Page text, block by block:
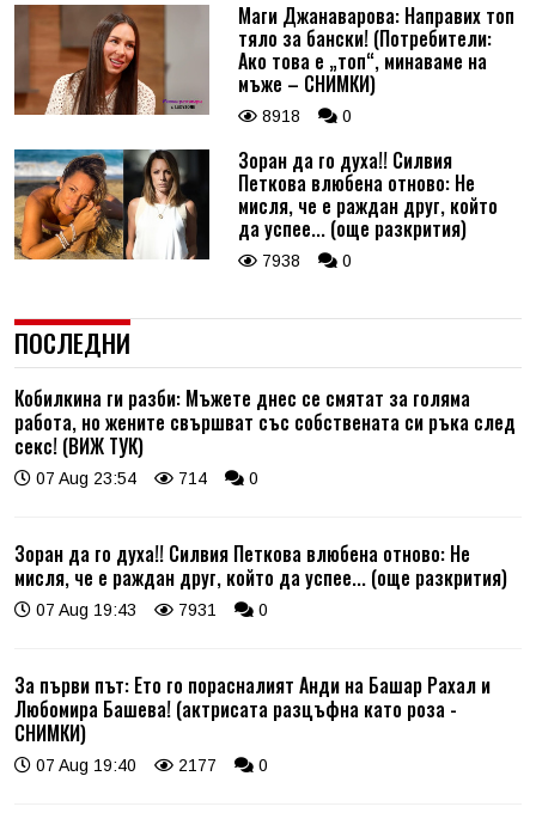
Маги Джанаварова: Направих топ
тяло за бански! (Потребители:
Ако това е „топ“, минаваме на
мъже – СНИМКИ)
8918 0
Зоран да го духа!! Силвия
Петкова влюбена отново: Не
мисля, че е раждан друг, който
да успее... (още разкрития)
7938 0
ПОСЛЕДНИ
Кобилкина ги разби: Мъжете днес се смятат за голяма
работа, но жените свършват със собствената си ръка след
секс! (ВИЖ ТУК)
07 Aug 23:54 714 0
Зоран да го духа!! Силвия Петкова влюбена отново: Не
мисля, че е раждан друг, който да успее... (още разкрития)
07 Aug 19:43 7931 0
За първи път: Ето го порасналият Анди на Башар Рахал и
Любомира Башева! (актрисата разцъфна като роза -
СНИМКИ)
07 Aug 19:40 2177 0